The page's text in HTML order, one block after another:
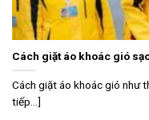
Cách giặt áo khoác gió
Cách giặt áo khoác gió như
tiếp...]